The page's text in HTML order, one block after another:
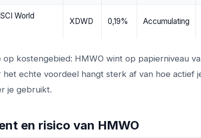
World
XDWD 0,19% Accumulating
op kostengebied: HMWO wint op papierniveau
het echte voordeel hangt sterk af van hoe actief
je gebruikt.
en risico van HMWO